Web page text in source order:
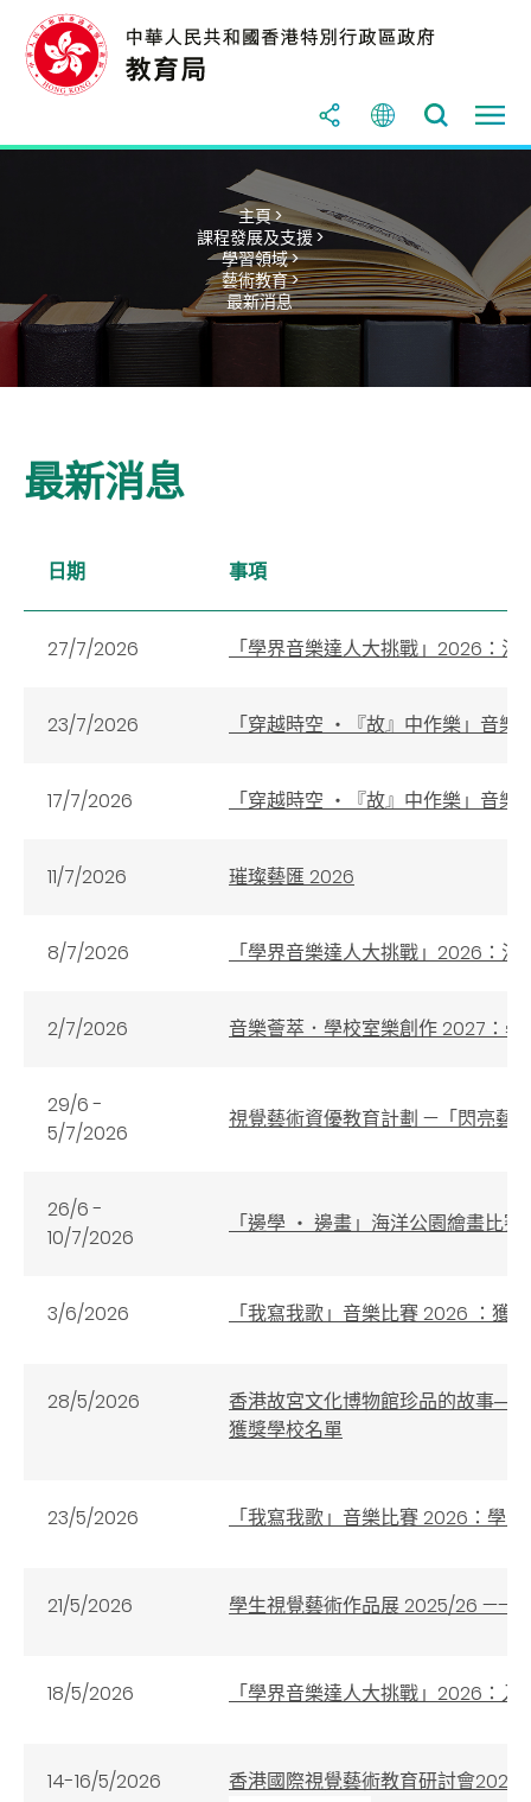
主頁 >
課程發展及支援 >
學習領域 >
藝術教育 >
最新消息
最新消息
日期 事項
27/7/2026 「學界音樂達人大挑戰」2026：
23/7/2026 「穿越時空 ‧『故』中作樂」音
17/7/2026 「穿越時空 ‧『故』中作樂」音
11/7/2026 璀璨藝匯 2026
8/7/2026 「學界音樂達人大挑戰」2026：
2/7/2026 音樂薈萃．學校室樂創作 2027：
29/6 -
5/7/2026
視覺藝術資優教育計劃 —「閃亮藝
26/6 -
10/7/2026
「邊學 ‧ 邊畫」海洋公園繪畫比
3/6/2026 「我寫我歌」音樂比賽 2026 ：獲
28/5/2026
香港故宮文化博物館珍品的故事
獲獎學校名單
23/5/2026 「我寫我歌」音樂比賽 2026：學
21/5/2026 學生視覺藝術作品展 2025/26 ——
18/5/2026 「學界音樂達人大挑戰」2026：
14-16/5/2026 香港國際視覺藝術教育研討會2026